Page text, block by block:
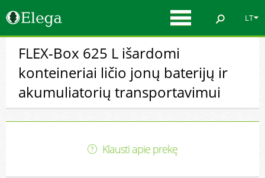
LT
FLEX-Box 625 L išardomi
konteineriai ličio jonų baterijų ir
akumuliatorių transportavimui
Klausti apie prekę